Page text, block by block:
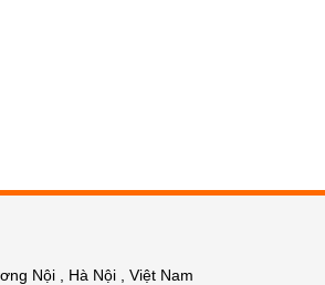
Nội , Hà Nội , Việt Nam